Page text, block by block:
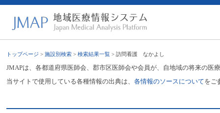
トップページ >施設別検索 >検索結果一覧 > 訪問看護 なかよし
JMAPは、各都道府県医師会、郡市区医師会や会員が、自地域の将来の
当サイトで使用している各種情報の出典は、各情報のソースについてをご